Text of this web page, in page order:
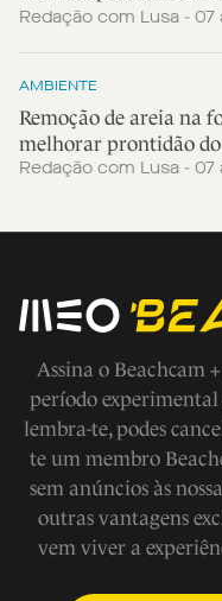
Redação com Lusa -
AMBIENTE
Remoção de areia na
melhorar prontidão
Redação com Lusa -
Assina o Beachcam
período
lembra-te, podes
te um membro
sem anúncios às
outras vantagens
vem viver a